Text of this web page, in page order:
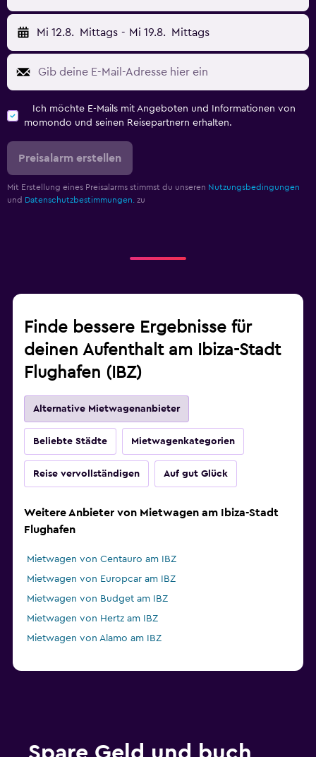
Mi 12.8. Mittags - Mi 19.8. Mittags
Ich möchte E-Mails mit Angeboten und Informationen von
momondo und seinen Reisepartnern erhalten.
Preisalarm erstellen
Mit Erstellung eines Preisalarms stimmst du unseren Nutzungsbedingungen
und Datenschutzbestimmungen. zu
Finde bessere Ergebnisse für
deinen Aufenthalt am Ibiza-Stadt
Flughafen (IBZ)
Alternative Mietwagenanbieter
Beliebte Städte Mietwagenkategorien
Reise vervollständigen Auf gut Glück
Weitere Anbieter von Mietwagen am Ibiza-Stadt
Flughafen
Mietwagen von Centauro am IBZ
Mietwagen von Europcar am IBZ
Mietwagen von Budget am IBZ
Mietwagen von Hertz am IBZ
Mietwagen von Alamo am IBZ